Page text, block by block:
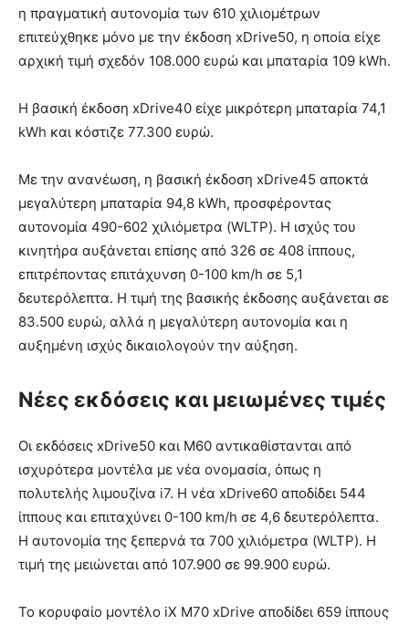
η πραγματική αυτονομία των 610 χιλιομέτρων
επιτεύχθηκε μόνο με την έκδοση xDrive50, η οποία είχε
αρχική τιμή σχεδόν 108.000 ευρώ και μπαταρία 109 kWh.
Η βασική έκδοση xDrive40 είχε μικρότερη μπαταρία 74,1
kWh και κόστιζε 77.300 ευρώ.
Με την ανανέωση, η βασική έκδοση xDrive45 αποκτά
μεγαλύτερη μπαταρία 94,8 kWh, προσφέροντας
αυτονομία 490-602 χιλιόμετρα (WLTP). Η ισχύς του
κινητήρα αυξάνεται επίσης από 326 σε 408 ίππους,
επιτρέποντας επιτάχυνση 0-100 km/h σε 5,1
δευτερόλεπτα. Η τιμή της βασικής έκδοσης αυξάνεται σε
83.500 ευρώ, αλλά η μεγαλύτερη αυτονομία και η
αυξημένη ισχύς δικαιολογούν την αύξηση.
Νέες εκδόσεις και μειωμένες τιμές
Οι εκδόσεις xDrive50 και M60 αντικαθίστανται από
ισχυρότερα μοντέλα με νέα ονομασία, όπως η
πολυτελής λιμουζίνα i7. Η νέα xDrive60 αποδίδει 544
ίππους και επιταχύνει 0-100 km/h σε 4,6 δευτερόλεπτα.
Η αυτονομία της ξεπερνά τα 700 χιλιόμετρα (WLTP). Η
τιμή της μειώνεται από 107.900 σε 99.900 ευρώ.
Το κορυφαίο μοντέλο iX M70 xDrive αποδίδει 659 ίππους